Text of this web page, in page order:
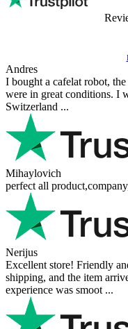
Er zijn geen vragen
verplicht. Het wordt alleen
gepubliceerd.
Voeg een vraag toe
Beoordelingen van onze
Andres
I bought a cafelat robot,
were in great conditions. I
Switzerland ...